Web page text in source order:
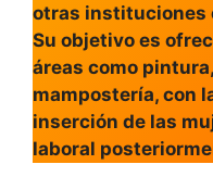
otras instituciones
Su objetivo es
áreas como
mampostería, con
inserción de las
laboral